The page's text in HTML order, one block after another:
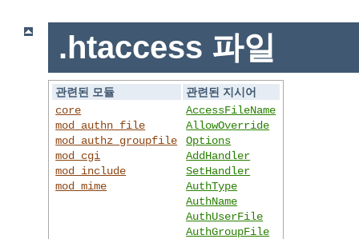
.htaccess 파일
관련된 모듈
관련된 지시어
core
mod_authn_file
mod_authz_groupfile
mod_cgi
mod_include
mod_mime
AccessFileName
AllowOverride
Options
AddHandler
SetHandler
AuthType
AuthName
AuthUserFile
AuthGroupFile